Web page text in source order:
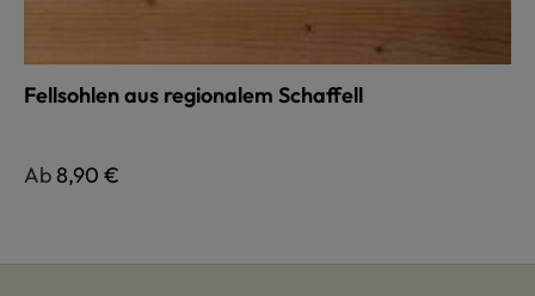
Fellsohlen aus regionalem Schaffell
Regulärer Preis:
Ab8,90 €